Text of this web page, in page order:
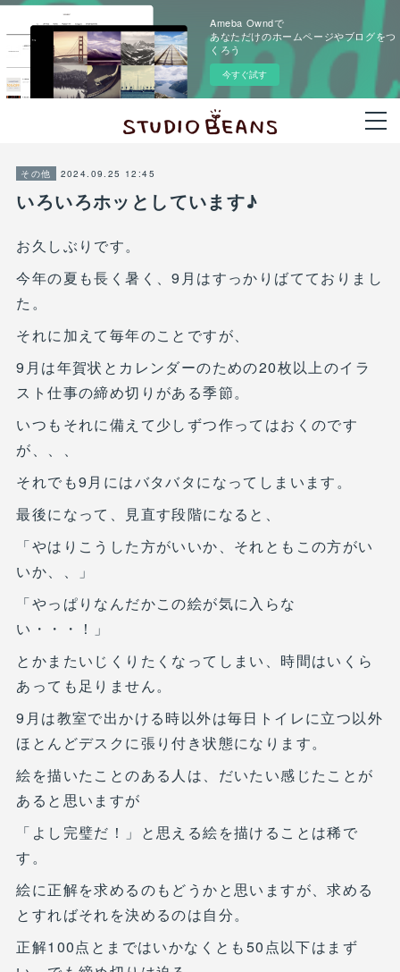
Ameba Owndで
あなただけのホームページやブログをつ
くろう
今すぐ試す
その他 2024.09.25 12:45
いろいろホッとしています♪
お久しぶりです。
今年の夏も長く暑く、9月はすっかりばてておりまし
た。
それに加えて毎年のことですが、
9月は年賀状とカレンダーのための20枚以上のイラ
スト仕事の締め切りがある季節。
いつもそれに備えて少しずつ作ってはおくのです
が、、、
それでも9月にはバタバタになってしまいます。
最後になって、見直す段階になると、
「やはりこうした方がいいか、それともこの方がい
いか、、」
「やっぱりなんだかこの絵が気に入らな
い・・・！」
とかまたいじくりたくなってしまい、時間はいくら
あっても足りません。
9月は教室で出かける時以外は毎日トイレに立つ以外
ほとんどデスクに張り付き状態になります。
絵を描いたことのある人は、だいたい感じたことが
あると思いますが
「よし完璧だ！」と思える絵を描けることは稀で
す。
絵に正解を求めるのもどうかと思いますが、求める
とすればそれを決めるのは自分。
正解100点とまではいかなくとも50点以下はまず